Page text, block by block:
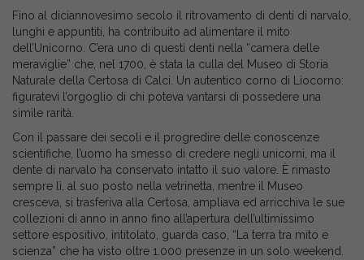
Fino al diciannovesimo secolo il ritrovamento di denti di narvalo,
lunghi e appuntiti, ha contribuito ad alimentare il mito
dell’Unicorno. C’era uno di questi denti nella “camera delle
meraviglie” che, nel 1700, è stata la culla del Museo di Storia
Naturale della Certosa di Calci. Un autentico corno di Liocorno:
figuratevi l’orgoglio di chi poteva vantarsi di possedere una
simile rarità.
Con il passare dei secoli e il progredire delle conoscenze
scientifiche, l’uomo ha smesso di credere negli unicorni, ma il
dente di narvalo ha conservato intatto il suo valore. È rimasto
sempre lì, al suo posto nella vetrinetta, mentre il Museo
cresceva, si trasferiva alla Certosa, ampliava ed arricchiva le sue
collezioni di anno in anno fino all’apertura dell’ultimissimo
settore espositivo, intitolato, guarda caso, “La terra tra mito e
scienza” che ha visto oltre 1.000 presenze in un solo weekend.